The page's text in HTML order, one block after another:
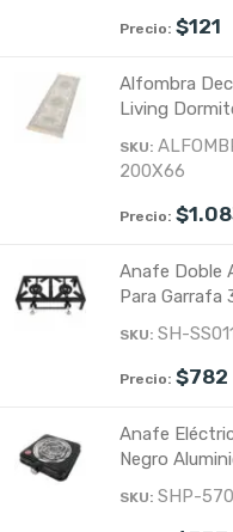
$121
Alfombra
Living
200X66
$
Anafe Doble
Para Garrafa
SH-
$782
Anafe
Negro
SHP-